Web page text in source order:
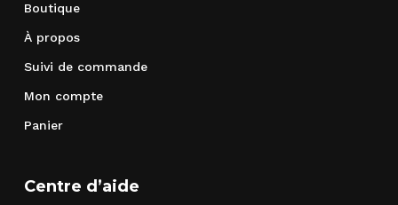
Boutique
À propos
Suivi de commande
Mon compte
Panier
Centre d’aide